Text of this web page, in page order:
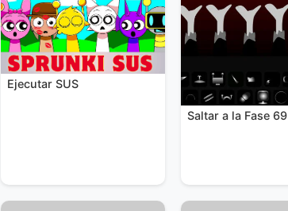
Ejecutar SUS
Saltar a la Fase 69